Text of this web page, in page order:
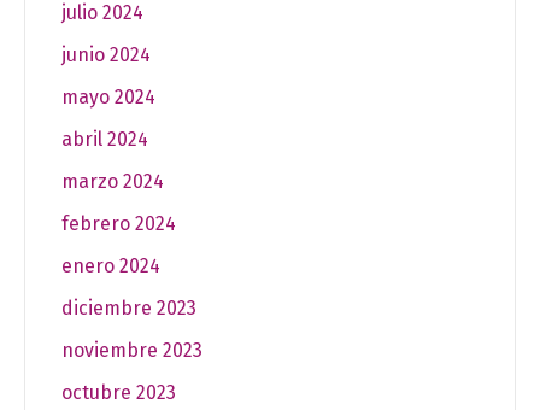
julio 2024
junio 2024
mayo 2024
abril 2024
marzo 2024
febrero 2024
enero 2024
diciembre 2023
noviembre 2023
octubre 2023